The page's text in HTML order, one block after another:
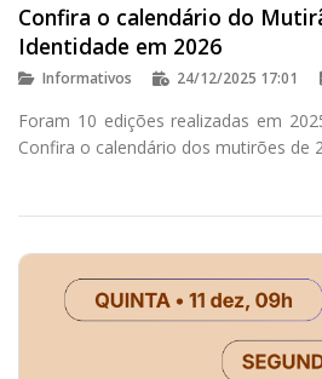
Confira o calendário do
Identidade em 2026
Informativos 24/12/2025 17:01
Foram 10 edições realizadas em
Confira o calendário dos mutirões de